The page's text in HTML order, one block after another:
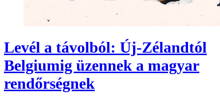
Levél a távolból: Új-Zélandtól
Belgiumig üzennek a magyar
rendőrségnek